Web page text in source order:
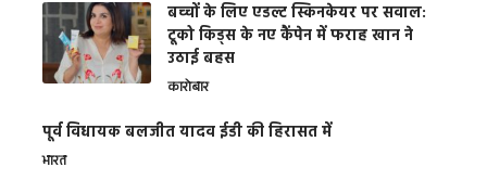
बच्चों के लिए एडल्ट स्किनकेयर पर सवाल:
टूको किड्स के नए कैंपेन में फराह खान ने
उठाई बहस
कारोबार
पूर्व विधायक बलजीत यादव ईडी की हिरासत में
भारत